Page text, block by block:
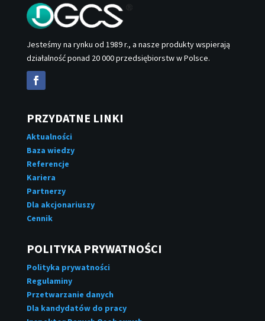
Jesteśmy na rynku od 1989 r., a nasze produkty wspierają
działalność ponad 20 000 przedsiębiorstw w Polsce.
PRZYDATNE LINKI
Aktualności
Baza wiedzy
Referencje
Kariera
Partnerzy
Dla akcjonariuszy
Cennik
POLITYKA PRYWATNOŚCI
Polityka prywatności
Regulaminy
Przetwarzanie danych
Dla kandydatów do pracy